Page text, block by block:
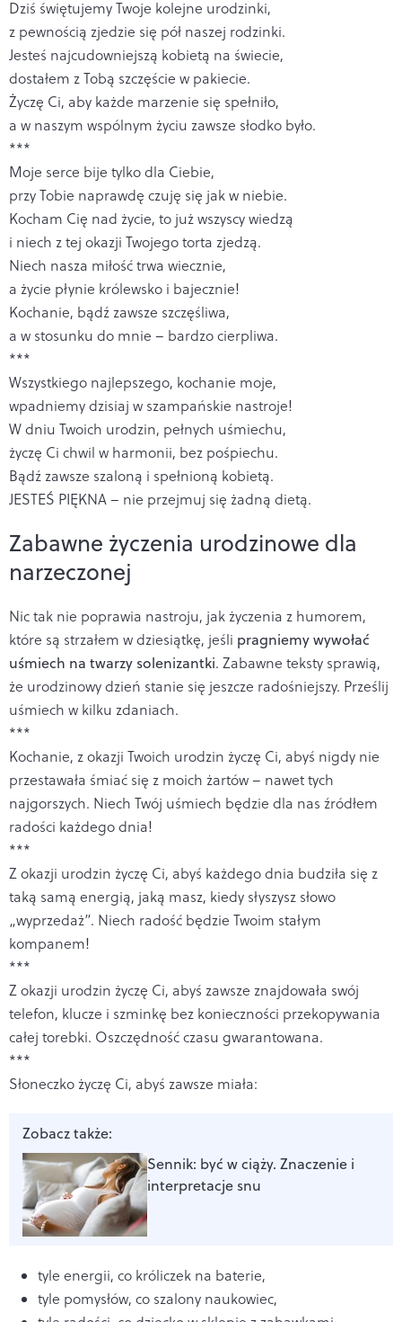
Dziś świętujemy Twoje kolejne urodzinki,
z pewnością zjedzie się pół naszej rodzinki.
Jesteś najcudowniejszą kobietą na świecie,
dostałem z Tobą szczęście w pakiecie.
Życzę Ci, aby każde marzenie się spełniło,
a w naszym wspólnym życiu zawsze słodko było.
***
Moje serce bije tylko dla Ciebie,
przy Tobie naprawdę czuję się jak w niebie.
Kocham Cię nad życie, to już wszyscy wiedzą
i niech z tej okazji Twojego torta zjedzą.
Niech nasza miłość trwa wiecznie,
a życie płynie królewsko i bajecznie!
Kochanie, bądź zawsze szczęśliwa,
a w stosunku do mnie – bardzo cierpliwa.
***
Wszystkiego najlepszego, kochanie moje,
wpadniemy dzisiaj w szampańskie nastroje!
W dniu Twoich urodzin, pełnych uśmiechu,
życzę Ci chwil w harmonii, bez pośpiechu.
Bądź zawsze szaloną i spełnioną kobietą.
JESTEŚ PIĘKNA – nie przejmuj się żadną dietą.
Zabawne życzenia urodzinowe dla
narzeczonej
Nic tak nie poprawia nastroju, jak życzenia z humorem,
które są strzałem w dziesiątkę, jeśli pragniemy wywołać
uśmiech na twarzy solenizantki. Zabawne teksty sprawią,
że urodzinowy dzień stanie się jeszcze radośniejszy. Prześlij
uśmiech w kilku zdaniach.
***
Kochanie, z okazji Twoich urodzin życzę Ci, abyś nigdy nie
przestawała śmiać się z moich żartów – nawet tych
najgorszych. Niech Twój uśmiech będzie dla nas źródłem
radości każdego dnia!
***
Z okazji urodzin życzę Ci, abyś każdego dnia budziła się z
taką samą energią, jaką masz, kiedy słyszysz słowo
„wyprzedaż”. Niech radość będzie Twoim stałym
kompanem!
***
Z okazji urodzin życzę Ci, abyś zawsze znajdowała swój
telefon, klucze i szminkę bez konieczności przekopywania
całej torebki. Oszczędność czasu gwarantowana.
***
Słoneczko życzę Ci, abyś zawsze miała:
Zobacz także:
Sennik: być w ciąży. Znaczenie i
interpretacje snu
tyle energii, co króliczek na baterie,
tyle pomysłów, co szalony naukowiec,